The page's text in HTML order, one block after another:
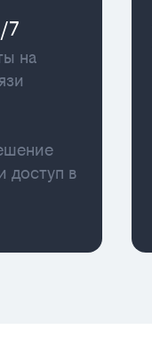
7
на
доступ в